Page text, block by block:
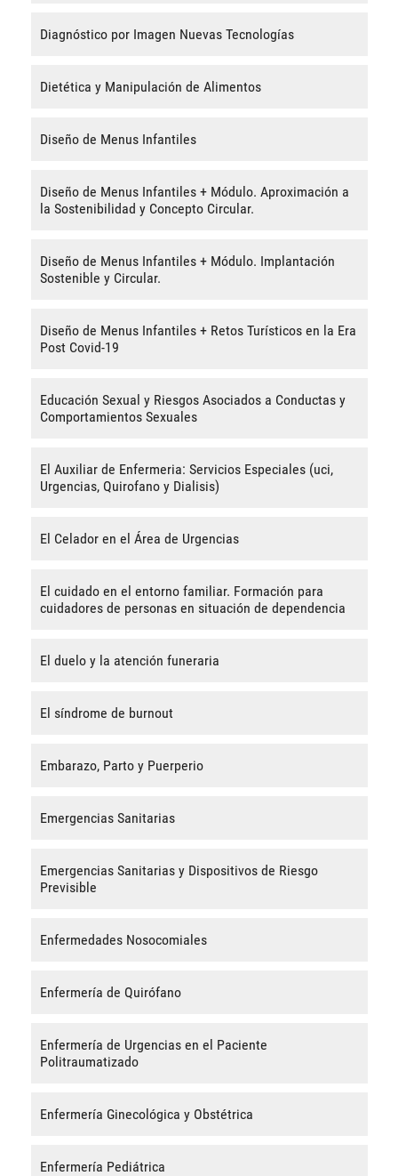
Diagnóstico por Imagen Nuevas Tecnologías
Dietética y Manipulación de Alimentos
Diseño de Menus Infantiles
Diseño de Menus Infantiles + Módulo. Aproximación a
la Sostenibilidad y Concepto Circular.
Diseño de Menus Infantiles + Módulo. Implantación
Sostenible y Circular.
Diseño de Menus Infantiles + Retos Turísticos en la Era
Post Covid-19
Educación Sexual y Riesgos Asociados a Conductas y
Comportamientos Sexuales
El Auxiliar de Enfermeria: Servicios Especiales (uci,
Urgencias, Quirofano y Dialisis)
El Celador en el Área de Urgencias
El cuidado en el entorno familiar. Formación para
cuidadores de personas en situación de dependencia
El duelo y la atención funeraria
El síndrome de burnout
Embarazo, Parto y Puerperio
Emergencias Sanitarias
Emergencias Sanitarias y Dispositivos de Riesgo
Previsible
Enfermedades Nosocomiales
Enfermería de Quirófano
Enfermería de Urgencias en el Paciente
Politraumatizado
Enfermería Ginecológica y Obstétrica
Enfermería Pediátrica